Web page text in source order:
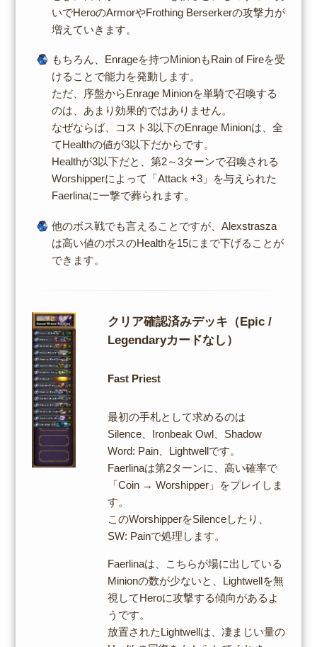
いでHeroのArmorやFrothing Berserkerの攻撃力が
増えていきます。
もちろん、Enrageを持つMinionもRain of Fireを受
けることで能力を発動します。
ただ、序盤からEnrage Minionを単騎で召喚する
のは、あまり効果的ではありません。
なぜならば、コスト3以下のEnrage Minionは、全
てHealthの値が3以下だからです。
Healthが3以下だと、第2～3ターンで召喚される
Worshipperによって「Attack +3」を与えられた
Faerlinaに一撃で葬られます。
他のボス戦でも言えることですが、Alexstrasza
は高い値のボスのHealthを15にまで下げることが
できます。
クリア確認済みデッキ（Epic /
Legendaryカードなし）
Fast Priest
最初の手札として求めるのは
Silence、Ironbeak Owl、Shadow
Word: Pain、Lightwellです。
Faerlinaは第2ターンに、高い確率で
「Coin → Worshipper」をプレイしま
す。
このWorshipperをSilenceしたり、
SW: Painで処理します。
Faerlinaは、こちらが場に出している
Minionの数が少ないと、Lightwellを無
視してHeroに攻撃する傾向があるよ
うです。
放置されたLightwellは、凄まじい量の